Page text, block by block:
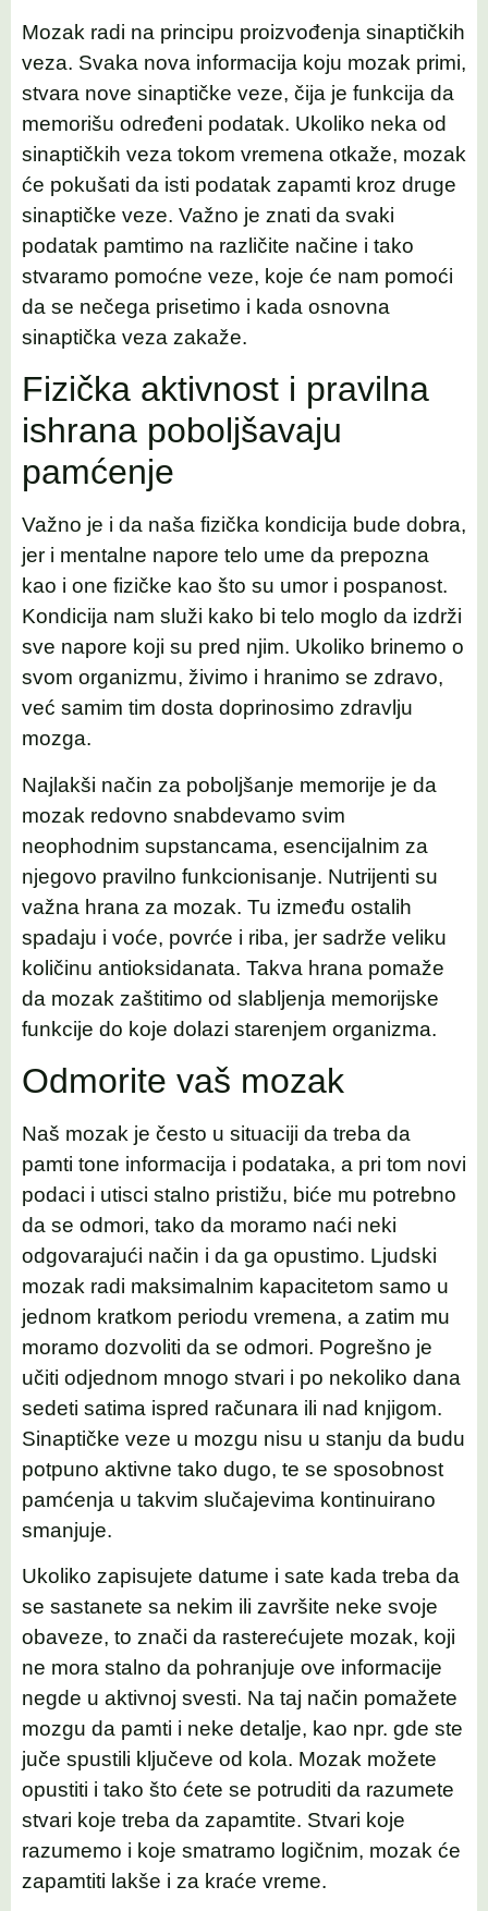
Mozak radi na principu proizvođenja sinaptičkih
veza. Svaka nova informacija koju mozak primi,
stvara nove sinaptičke veze, čija je funkcija da
memorišu određeni podatak. Ukoliko neka od
sinaptičkih veza tokom vremena otkaže, mozak
će pokušati da isti podatak zapamti kroz druge
sinaptičke veze. Važno je znati da svaki
podatak pamtimo na različite načine i tako
stvaramo pomoćne veze, koje će nam pomoći
da se nečega prisetimo i kada osnovna
sinaptička veza zakaže.
Fizička aktivnost i pravilna
ishrana poboljšavaju
pamćenje
Važno je i da naša fizička kondicija bude dobra,
jer i mentalne napore telo ume da prepozna
kao i one fizičke kao što su umor i pospanost.
Kondicija nam služi kako bi telo moglo da izdrži
sve napore koji su pred njim. Ukoliko brinemo o
svom organizmu, živimo i hranimo se zdravo,
već samim tim dosta doprinosimo zdravlju
mozga.
Najlakši način za poboljšanje memorije je da
mozak redovno snabdevamo svim
neophodnim supstancama, esencijalnim za
njegovo pravilno funkcionisanje. Nutrijenti su
važna hrana za mozak. Tu između ostalih
spadaju i voće, povrće i riba, jer sadrže veliku
količinu antioksidanata. Takva hrana pomaže
da mozak zaštitimo od slabljenja memorijske
funkcije do koje dolazi starenjem organizma.
Odmorite vaš mozak
Naš mozak je često u situaciji da treba da
pamti tone informacija i podataka, a pri tom novi
podaci i utisci stalno pristižu, biće mu potrebno
da se odmori, tako da moramo naći neki
odgovarajući način i da ga opustimo. Ljudski
mozak radi maksimalnim kapacitetom samo u
jednom kratkom periodu vremena, a zatim mu
moramo dozvoliti da se odmori. Pogrešno je
učiti odjednom mnogo stvari i po nekoliko dana
sedeti satima ispred računara ili nad knjigom.
Sinaptičke veze u mozgu nisu u stanju da budu
potpuno aktivne tako dugo, te se sposobnost
pamćenja u takvim slučajevima kontinuirano
smanjuje.
Ukoliko zapisujete datume i sate kada treba da
se sastanete sa nekim ili završite neke svoje
obaveze, to znači da rasterećujete mozak, koji
ne mora stalno da pohranjuje ove informacije
negde u aktivnoj svesti. Na taj način pomažete
mozgu da pamti i neke detalje, kao npr. gde ste
juče spustili ključeve od kola. Mozak možete
opustiti i tako što ćete se potruditi da razumete
stvari koje treba da zapamtite. Stvari koje
razumemo i koje smatramo logičnim, mozak će
zapamtiti lakše i za kraće vreme.